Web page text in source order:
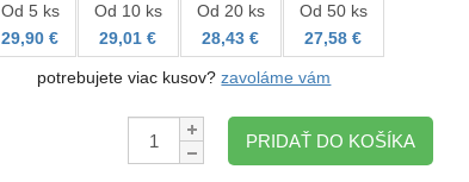
Od 5 ks
29,90 €
Od 10 ks
29,01 €
Od 20 ks
28,43 €
Od 50 ks
27,58 €
potrebujete viac kusov?zavoláme vám
Množstvo:
PRIDAŤ DO KOŠÍKA